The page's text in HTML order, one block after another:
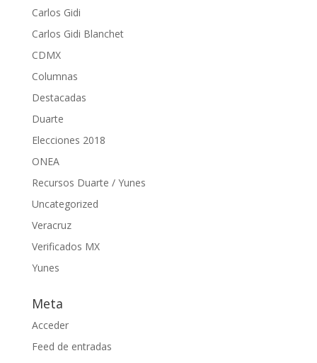
Carlos Gidi
Carlos Gidi Blanchet
CDMX
Columnas
Destacadas
Duarte
Elecciones 2018
ONEA
Recursos Duarte / Yunes
Uncategorized
Veracruz
Verificados MX
Yunes
Meta
Acceder
Feed de entradas